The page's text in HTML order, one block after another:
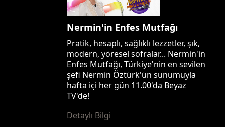
Nermin'in Enfes Mutfağı
Pratik, hesaplı, sağlıklı lezzetler, şık,
modern, yöresel sofralar... Nermin'in
Enfes Mutfağı, Türkiye'nin en sevilen
şefi Nermin Öztürk'ün sunumuyla
hafta içi her gün 11.00'da Beyaz
TV'de!
Detaylı Bilgi